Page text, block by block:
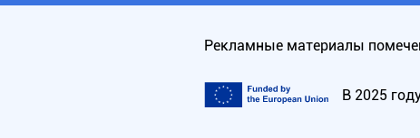
Рекламные материалы
В 2025